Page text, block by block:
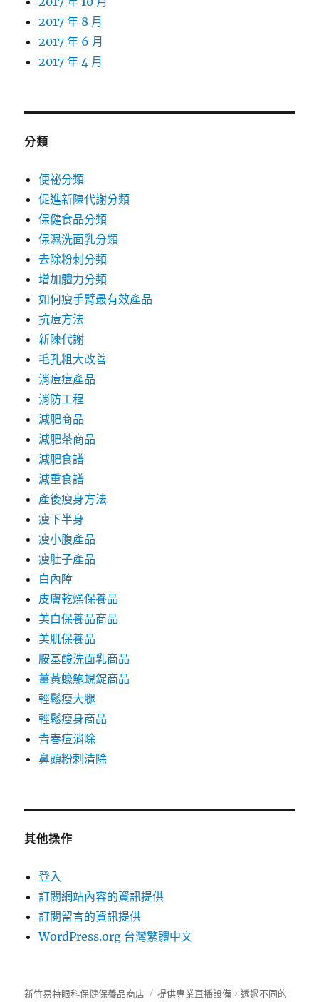
2017 年 8 月
2017 年 6 月
2017 年 4 月
分類
便祕分類
促進新陳代謝分類
保健食品分類
保濕洗面乳分類
去除粉刺分類
增加體力分類
如何瘦手臂最有效產品
抗痘方法
新陳代謝
毛孔粗大改善
消痘痘產品
消防工程
減肥商品
減肥茶商品
減肥食譜
減重食譜
產後瘦身方法
瘦下半身
瘦小腹產品
瘦肚子產品
白內障
皮膚乾燥保養品
美白保養品商品
美肌保養品
胺基酸洗面乳商品
薑黃蠔鮑蜆錠商品
輕鬆瘦大腿
輕鬆瘦身商品
青春痘消除
鼻頭粉剌清除
其他操作
登入
訂閱網站內容的資訊提供
訂閱留言的資訊提供
WordPress.org 台灣繁體中文
新竹易特眼科保健保養品商店 提供專業直播設備，透過不同的